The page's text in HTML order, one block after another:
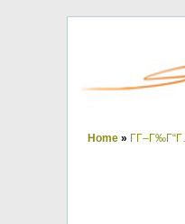
Home »